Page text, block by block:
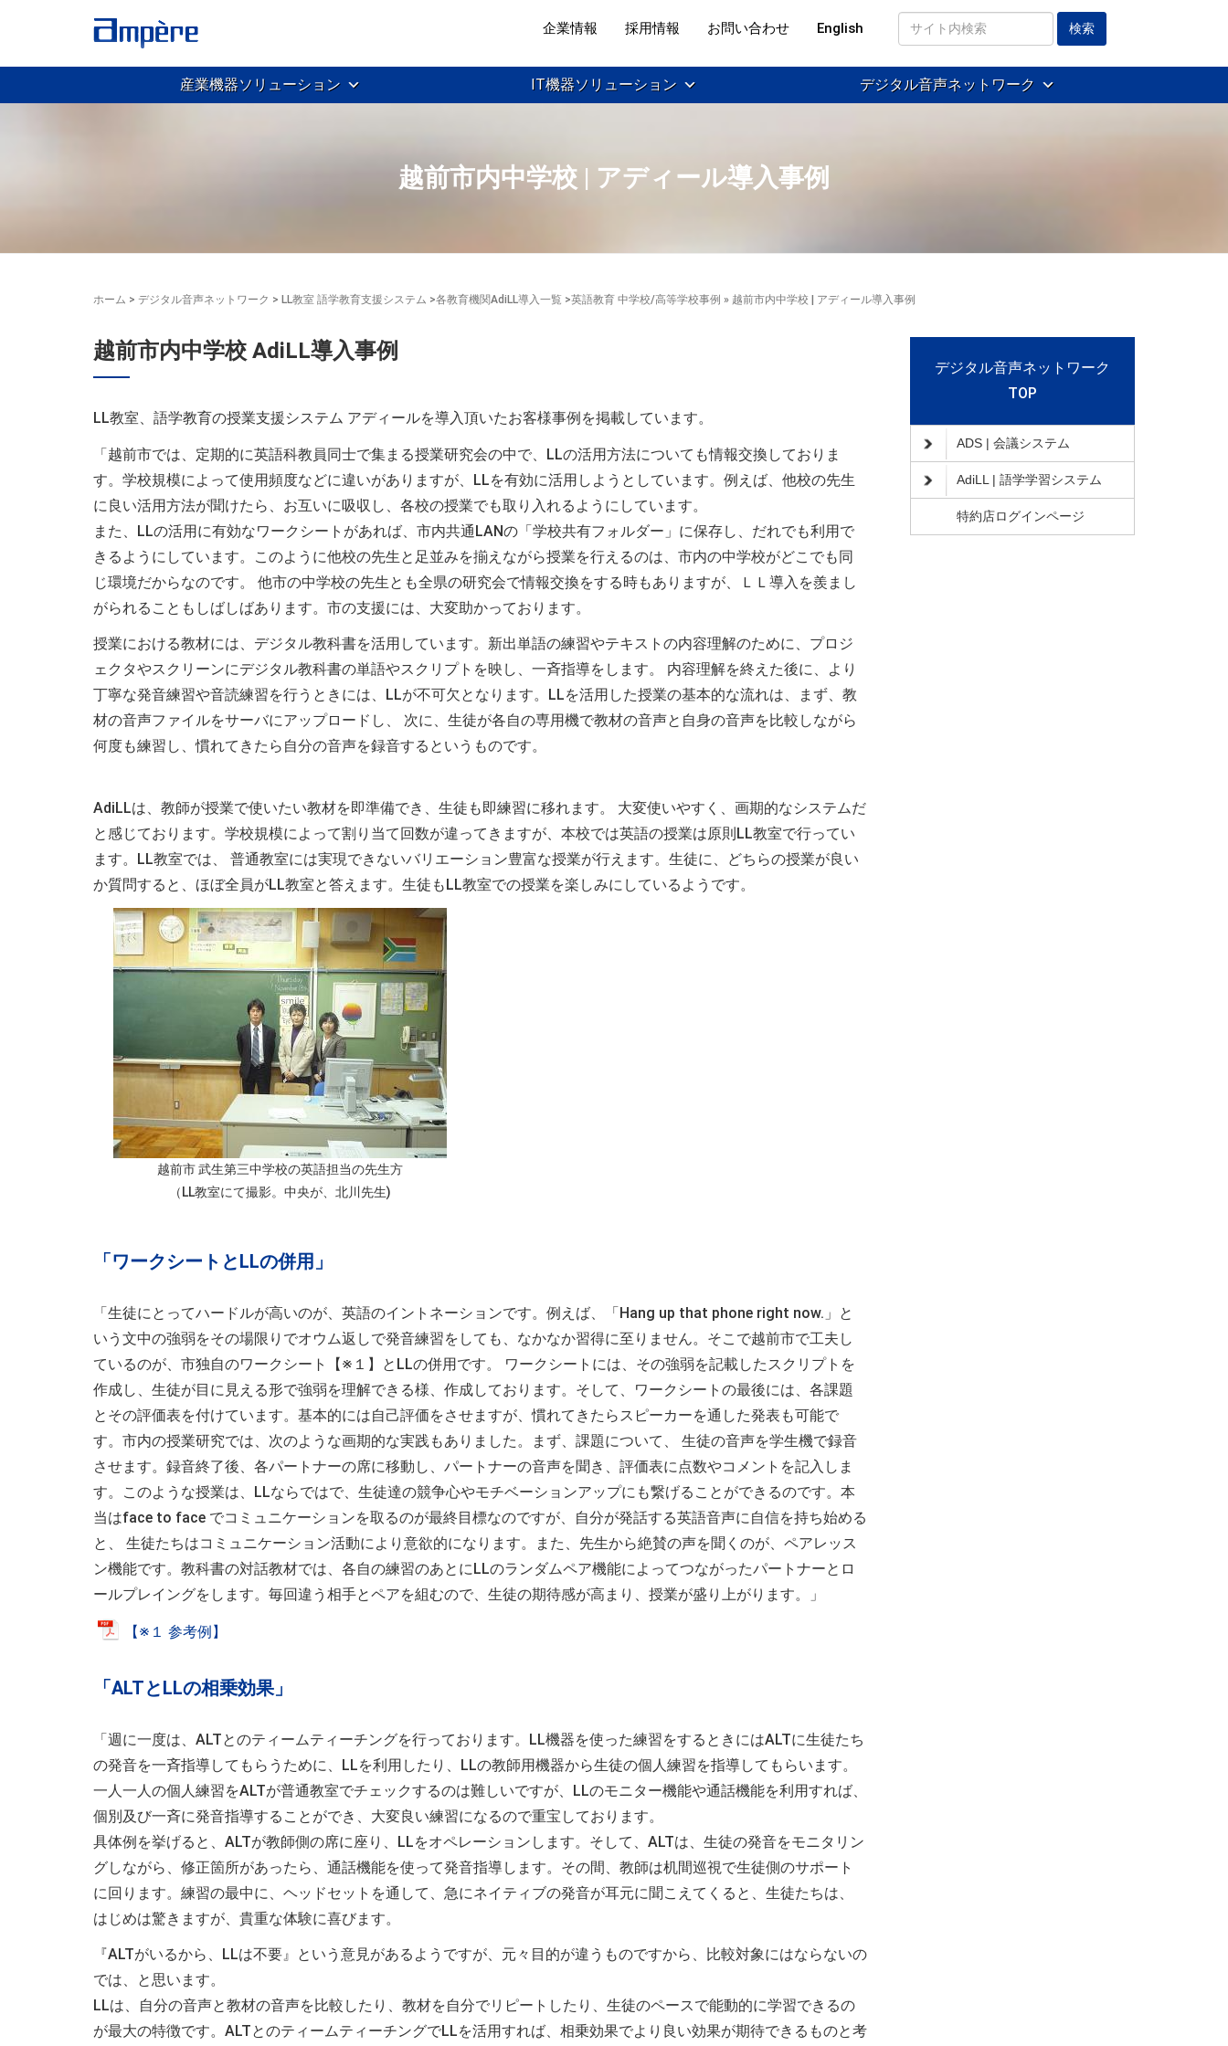
企業情報 採用情報 お問い合わせ English
サ
イ
ト
産業機器ソリューション IT機器ソリューション デジタル音声ネットワーク
越前市内中学校 | アディール導入事例
ホーム > デジタル音声ネットワーク > LL教室 語学教育支援システム >各教育機関AdiLL導入一覧 >英語教育 中学校/高等学校事例 » 越前市内中学校 | アディール導入事例
越前市内中学校 AdiLL導入事例
LL教室、語学教育の授業支援システム アディールを導入頂いたお客様事例を掲載しています。
「越前市では、定期的に英語科教員同士で集まる授業研究会の中で、LLの活用方法についても情報交換しておりま
す。学校規模によって使用頻度などに違いがありますが、LLを有効に活用しようとしています。例えば、他校の先生
に良い活用方法が聞けたら、お互いに吸収し、各校の授業でも取り入れるようにしています。
また、LLの活用に有効なワークシートがあれば、市内共通LANの「学校共有フォルダー」に保存し、だれでも利用で
きるようにしています。このように他校の先生と足並みを揃えながら授業を行えるのは、市内の中学校がどこでも同
じ環境だからなのです。 他市の中学校の先生とも全県の研究会で情報交換をする時もありますが、ＬＬ導入を羨まし
がられることもしばしばあります。市の支援には、大変助かっております。
授業における教材には、デジタル教科書を活用しています。新出単語の練習やテキストの内容理解のために、プロジ
ェクタやスクリーンにデジタル教科書の単語やスクリプトを映し、一斉指導をします。 内容理解を終えた後に、より
丁寧な発音練習や音読練習を行うときには、LLが不可欠となります。LLを活用した授業の基本的な流れは、まず、教
材の音声ファイルをサーバにアップロードし、 次に、生徒が各自の専用機で教材の音声と自身の音声を比較しながら
何度も練習し、慣れてきたら自分の音声を録音するというものです。
AdiLLは、教師が授業で使いたい教材を即準備でき、生徒も即練習に移れます。 大変使いやすく、画期的なシステムだ
と感じております。学校規模によって割り当て回数が違ってきますが、本校では英語の授業は原則LL教室で行ってい
ます。LL教室では、 普通教室には実現できないバリエーション豊富な授業が行えます。生徒に、どちらの授業が良い
か質問すると、ほぼ全員がLL教室と答えます。生徒もLL教室での授業を楽しみにしているようです。
越前市 武生第三中学校の英語担当の先生方
（LL教室にて撮影。中央が、北川先生)
「ワークシートとLLの併用」
「生徒にとってハードルが高いのが、英語のイントネーションです。例えば、「Hang up that phone right now.」と
いう文中の強弱をその場限りでオウム返しで発音練習をしても、なかなか習得に至りません。そこで越前市で工夫し
ているのが、市独自のワークシート【※１】とLLの併用です。 ワークシートには、その強弱を記載したスクリプトを
作成し、生徒が目に見える形で強弱を理解できる様、作成しております。そして、ワークシートの最後には、各課題
とその評価表を付けています。基本的には自己評価をさせますが、慣れてきたらスピーカーを通した発表も可能で
す。市内の授業研究では、次のような画期的な実践もありました。まず、課題について、 生徒の音声を学生機で録音
させます。録音終了後、各パートナーの席に移動し、パートナーの音声を聞き、評価表に点数やコメントを記入しま
す。このような授業は、LLならではで、生徒達の競争心やモチベーションアップにも繋げることができるのです。本
当はface to face でコミュニケーションを取るのが最終目標なのですが、自分が発話する英語音声に自信を持ち始める
と、 生徒たちはコミュニケーション活動により意欲的になります。また、先生から絶賛の声を聞くのが、ペアレッス
ン機能です。教科書の対話教材では、各自の練習のあとにLLのランダムペア機能によってつながったパートナーとロ
ールプレイングをします。毎回違う相手とペアを組むので、生徒の期待感が高まり、授業が盛り上がります。」
【※１ 参考例】
「ALTとLLの相乗効果」
「週に一度は、ALTとのティームティーチングを行っております。LL機器を使った練習をするときにはALTに生徒たち
の発音を一斉指導してもらうために、LLを利用したり、LLの教師用機器から生徒の個人練習を指導してもらいます。
一人一人の個人練習をALTが普通教室でチェックするのは難しいですが、LLのモニター機能や通話機能を利用すれば、
個別及び一斉に発音指導することができ、大変良い練習になるので重宝しております。
具体例を挙げると、ALTが教師側の席に座り、LLをオペレーションします。そして、ALTは、生徒の発音をモニタリン
グしながら、修正箇所があったら、通話機能を使って発音指導します。その間、教師は机間巡視で生徒側のサポート
に回ります。練習の最中に、ヘッドセットを通して、急にネイティブの発音が耳元に聞こえてくると、生徒たちは、
はじめは驚きますが、貴重な体験に喜びます。
『ALTがいるから、LLは不要』という意見があるようですが、元々目的が違うものですから、比較対象にはならないの
では、と思います。
LLは、自分の音声と教材の音声を比較したり、教材を自分でリピートしたり、生徒のペースで能動的に学習できるの
が最大の特徴です。ALTとのティームティーチングでLLを活用すれば、相乗効果でより良い効果が期待できるものと考
デジタル音声ネットワーク
TOP
ADS | 会議システム
AdiLL | 語学学習システム
特約店ログインページ